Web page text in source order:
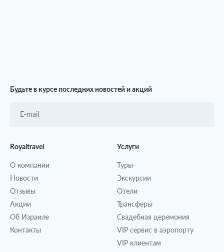
Будьте в курсе последних новостей и акций
Royaltravel
О компании
Новости
Отзывы
Акции
Об Израиле
Контакты
Услуги
Туры
Экскурсии
Отели
Трансферы
Свадебная церемония
VIP сервис в аэропорту
VIP клиентам